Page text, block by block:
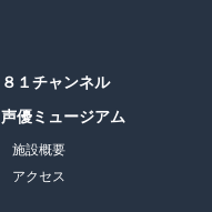
８１チャンネル
声優ミュージアム
施設概要
アクセス